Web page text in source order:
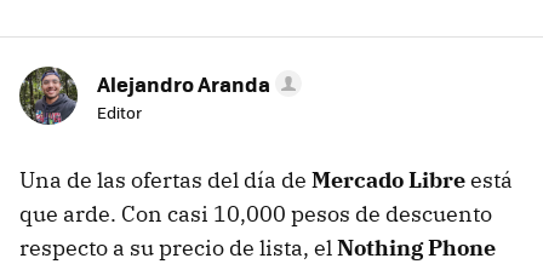
Alejandro Aranda
Editor
Una de las ofertas del día de Mercado Libreestá
que arde. Con casi 10,000 pesos de descuento
respecto a su precio de lista, elNothing Phone